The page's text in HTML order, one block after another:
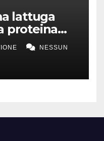
lattuga
proteina
NESSUN